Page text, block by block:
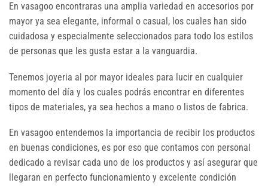
En vasagoo encontraras una amplia variedad en accesorios por
mayor ya sea elegante, informal o casual, los cuales han sido
cuidadosa y especialmente seleccionados para todo los estilos
de personas que les gusta estar a la vanguardia.
Tenemos joyeria al por mayor ideales para lucir en cualquier
momento del día y los cuales podrás encontrar en diferentes
tipos de materiales, ya sea hechos a mano o listos de fabrica.
En vasagoo entendemos la importancia de recibir los productos
en buenas condiciones, es por eso que contamos con personal
dedicado a revisar cada uno de los productos y así asegurar que
llegaran en perfecto funcionamiento y excelente condición